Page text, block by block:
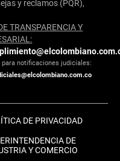
y reclamos (PQR),
TRANSPARENCIA Y
para notificaciones judiciales:
DE PRIVACIDAD
DE
Y COMERCIO